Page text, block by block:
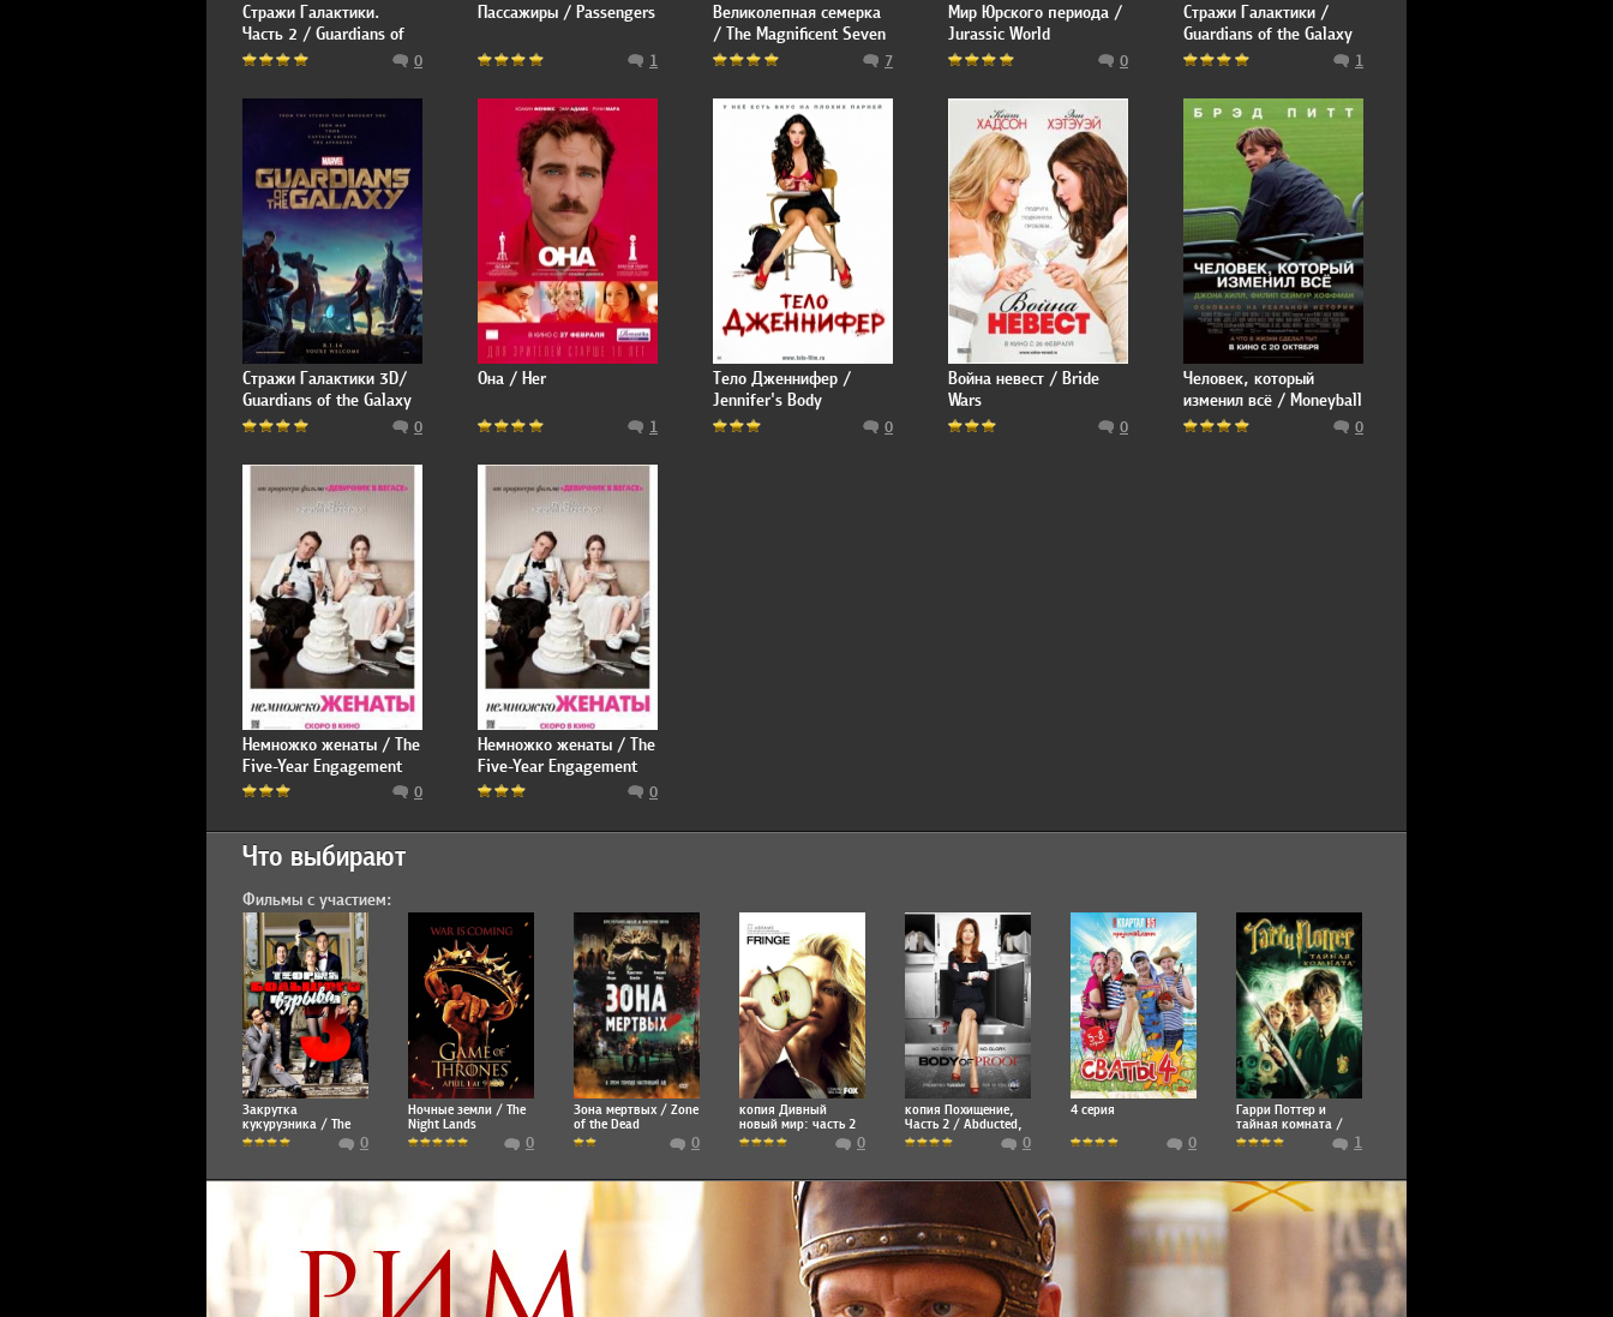
Стражи Галактики.
Часть 2 / Guardians of
the Galaxy Vol. 2
0
Пассажиры / Passengers
1
Великолепная семерка
/ The Magnificent Seven
7
Мир Юрского периода /
Jurassic World
0
Стражи Галактики /
Guardians of the Galaxy
1
Стражи Галактики 3D/
Guardians of the Galaxy
0
Она / Her
1
Тело Дженнифер /
Jennifer's Body
0
Война невест / Bride
Wars
0
Человек, который
изменил всё / Moneyball
0
Немножко женаты / The
Five-Year Engagement
0
Немножко женаты / The
Five-Year Engagement
0
Что выбирают
Фильмы с участием:
Закрутка
кукурузника / The
Cornhusker Vortex
0
Ночные земли / The
Night Lands
0
Зона мертвых / Zone
of the Dead
0
копия Дивный
новый мир: часть 2
/ Brave New World:
Part 2
0
копия Похищение,
Часть 2 / Abducted,
Part 2
0
4 серия
0
Гарри Поттер и
тайная комната /
Harry Potter and the
Chamber of Secrets
1